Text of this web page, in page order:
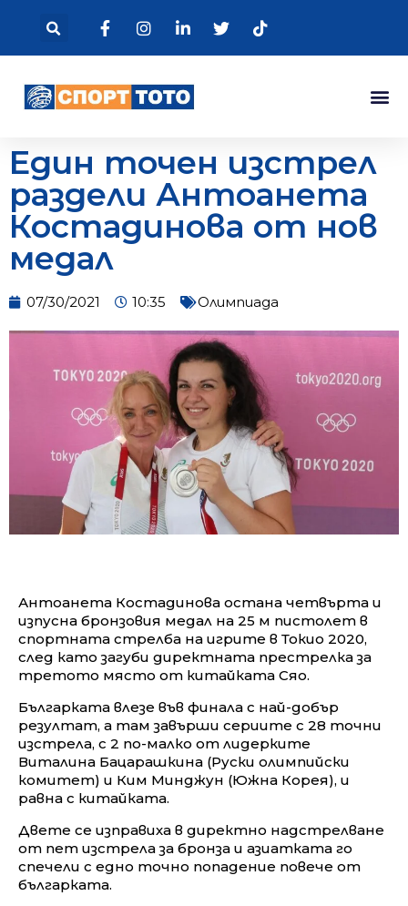
Един точен изстрел
раздели Антоанета
Костадинова от нов
медал
07/30/2021 10:35 Олимпиада
Антоанета Костадинова остана четвърта и
изпусна бронзовия медал на 25 м пистолет в
спортната стрелба на игрите в Токио 2020,
след като загуби директната престрелка за
третото място от китайката Сяо.
Българката влезе във финала с най-добър
резултат, а там завърши сериите с 28 точни
изстрела, с 2 по-малко от лидерките
Виталина Бацарашкина (Руски олимпийски
комитет) и Ким Минджун (Южна Корея), и
равна с китайката.
Двете се изправиха в директно надстрелване
от пет изстрела за бронза и азиатката го
спечели с едно точно попадение повече от
българката.